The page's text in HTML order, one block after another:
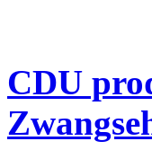
CDU